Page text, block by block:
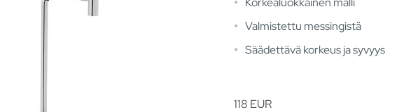
Valmistettu messingistä
Säädettävä korkeus ja syvyys
118 EUR